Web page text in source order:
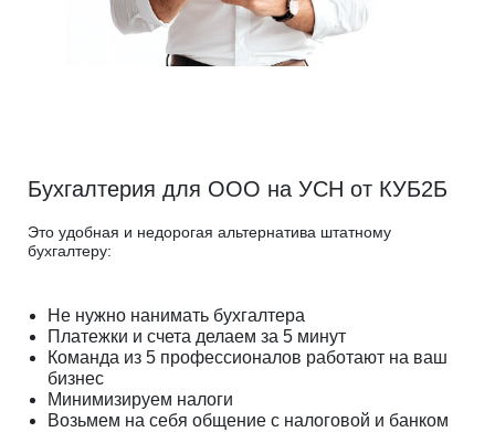
Бухгалтерия для ООО на УСН от КУБ2Б
Это удобная и недорогая альтернатива штатному
бухгалтеру:
Не нужно нанимать бухгалтера
Платежки и счета делаем за 5 минут
Команда из 5 профессионалов работают на ваш
бизнес
Минимизируем налоги
Возьмем на себя общение с налоговой и банком